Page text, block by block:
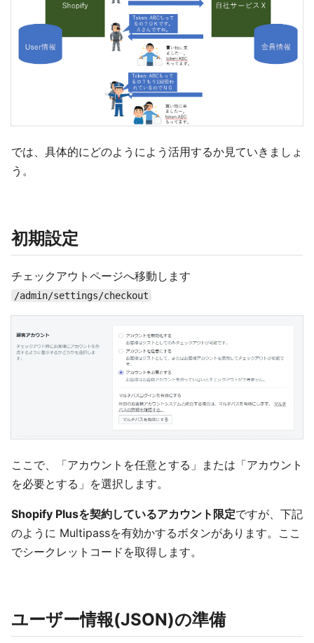
では、具体的にどのようによう活用するか見ていきましょ
う。
初期設定
チェックアウトページへ移動します
/admin/settings/checkout
ここで、「アカウントを任意とする」または「アカウント
を必要とする」を選択します。
Shopify Plusを契約しているアカウント限定ですが、下記
のように Multipassを有効かするボタンがあります。ここ
でシークレットコードを取得します。
ユーザー情報(JSON)の準備